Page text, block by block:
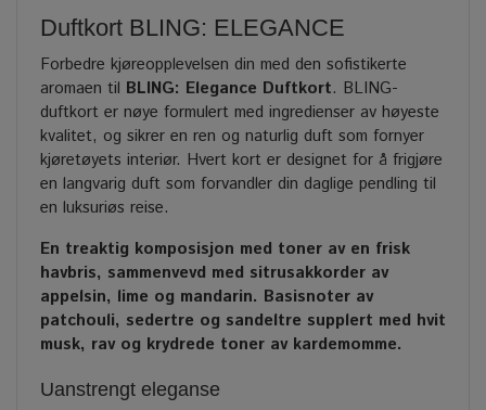
Duftkort BLING: ELEGANCE
Forbedre kjøreopplevelsen din med den sofistikerte
aromaen til BLING: Elegance Duftkort. BLING-
duftkort er nøye formulert med ingredienser av høyeste
kvalitet, og sikrer en ren og naturlig duft som fornyer
kjøretøyets interiør. Hvert kort er designet for å frigjøre
en langvarig duft som forvandler din daglige pendling til
en luksuriøs reise.
En treaktig komposisjon med toner av en frisk
havbris, sammenvevd med sitrusakkorder av
appelsin, lime og mandarin. Basisnoter av
patchouli, sedertre og sandeltre supplert med hvit
musk, rav og krydrede toner av kardemomme.
Uanstrengt eleganse